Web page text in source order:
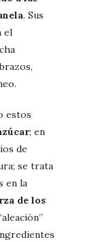
. Sus
el
estos
; en
de
se trata
en la
de los